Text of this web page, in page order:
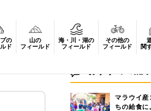
の
ド
山の
フィールド
海・川・湖の
フィールド
その他の
フィールド
関
マラウイ
ちの給食